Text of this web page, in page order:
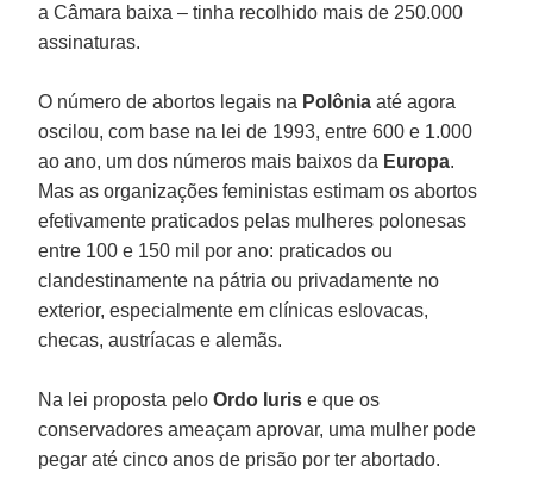
a Câmara baixa – tinha recolhido mais de 250.000
assinaturas.
O número de abortos legais na Polônia até agora
oscilou, com base na lei de 1993, entre 600 e 1.000
ao ano, um dos números mais baixos da Europa.
Mas as organizações feministas estimam os abortos
efetivamente praticados pelas mulheres polonesas
entre 100 e 150 mil por ano: praticados ou
clandestinamente na pátria ou privadamente no
exterior, especialmente em clínicas eslovacas,
checas, austríacas e alemãs.
Na lei proposta peloOrdo Iuris e que os
conservadores ameaçam aprovar, uma mulher pode
pegar até cinco anos de prisão por ter abortado.